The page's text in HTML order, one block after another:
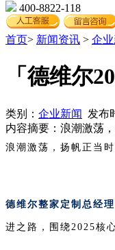
400-8822-118
首页> 新闻资讯 > 企
「德维尔
类别： 企业新闻
发布
内容摘要： 浪潮激荡
浪潮激荡，扬帆正当时
德维尔整家定制总经
进之路，围绕2025核